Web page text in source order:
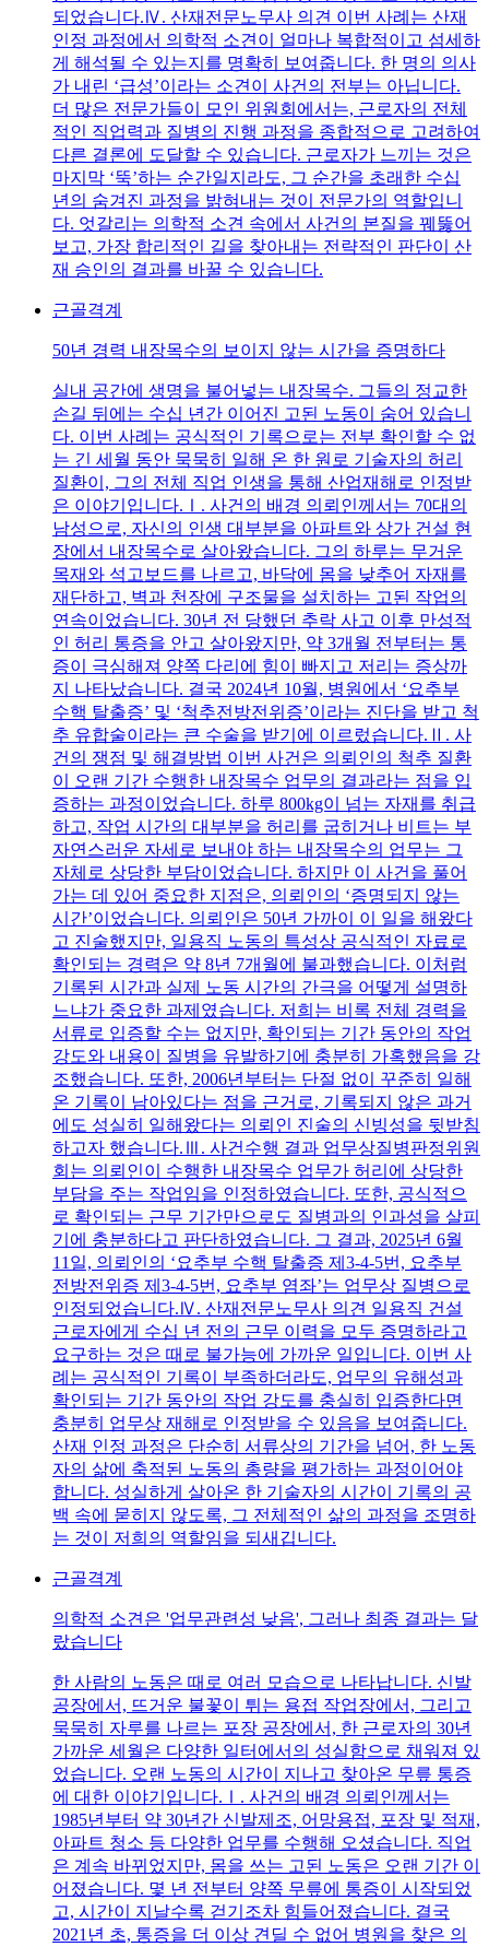
되었습니다.Ⅳ. 산재전문노무사 의견 이번 사례는 산재
인정 과정에서 의학적 소견이 얼마나 복합적이고 섬세하
게 해석될 수 있는지를 명확히 보여줍니다. 한 명의 의사
가 내린 ‘급성’이라는 소견이 사건의 전부는 아닙니다.
더 많은 전문가들이 모인 위원회에서는, 근로자의 전체
적인 직업력과 질병의 진행 과정을 종합적으로 고려하여
다른 결론에 도달할 수 있습니다. 근로자가 느끼는 것은
마지막 ‘뚝’하는 순간일지라도, 그 순간을 초래한 수십
년의 숨겨진 과정을 밝혀내는 것이 전문가의 역할입니
다. 엇갈리는 의학적 소견 속에서 사건의 본질을 꿰뚫어
보고, 가장 합리적인 길을 찾아내는 전략적인 판단이 산
재 승인의 결과를 바꿀 수 있습니다.
근골격계
50년 경력 내장목수의 보이지 않는 시간을 증명하다
실내 공간에 생명을 불어넣는 내장목수. 그들의 정교한
손길 뒤에는 수십 년간 이어진 고된 노동이 숨어 있습니
다. 이번 사례는 공식적인 기록으로는 전부 확인할 수 없
는 긴 세월 동안 묵묵히 일해 온 한 원로 기술자의 허리
질환이, 그의 전체 직업 인생을 통해 산업재해로 인정받
은 이야기입니다.Ⅰ. 사건의 배경 의뢰인께서는 70대의
남성으로, 자신의 인생 대부분을 아파트와 상가 건설 현
장에서 내장목수로 살아왔습니다. 그의 하루는 무거운
목재와 석고보드를 나르고, 바닥에 몸을 낮추어 자재를
재단하고, 벽과 천장에 구조물을 설치하는 고된 작업의
연속이었습니다. 30년 전 당했던 추락 사고 이후 만성적
인 허리 통증을 안고 살아왔지만, 약 3개월 전부터는 통
증이 극심해져 양쪽 다리에 힘이 빠지고 저리는 증상까
지 나타났습니다. 결국 2024년 10월, 병원에서 ‘요추부
수핵 탈출증’ 및 ‘척추전방전위증’이라는 진단을 받고 척
추 유합술이라는 큰 수술을 받기에 이르렀습니다.Ⅱ. 사
건의 쟁점 및 해결방법 이번 사건은 의뢰인의 척추 질환
이 오랜 기간 수행한 내장목수 업무의 결과라는 점을 입
증하는 과정이었습니다. 하루 800kg이 넘는 자재를 취급
하고, 작업 시간의 대부분을 허리를 굽히거나 비트는 부
자연스러운 자세로 보내야 하는 내장목수의 업무는 그
자체로 상당한 부담이었습니다. 하지만 이 사건을 풀어
가는 데 있어 중요한 지점은, 의뢰인의 ‘증명되지 않는
시간’이었습니다. 의뢰인은 50년 가까이 이 일을 해왔다
고 진술했지만, 일용직 노동의 특성상 공식적인 자료로
확인되는 경력은 약 8년 7개월에 불과했습니다. 이처럼
기록된 시간과 실제 노동 시간의 간극을 어떻게 설명하
느냐가 중요한 과제였습니다. 저희는 비록 전체 경력을
서류로 입증할 수는 없지만, 확인되는 기간 동안의 작업
강도와 내용이 질병을 유발하기에 충분히 가혹했음을 강
조했습니다. 또한, 2006년부터는 단절 없이 꾸준히 일해
온 기록이 남아있다는 점을 근거로, 기록되지 않은 과거
에도 성실히 일해왔다는 의뢰인 진술의 신빙성을 뒷받침
하고자 했습니다.Ⅲ. 사건수행 결과 업무상질병판정위원
회는 의뢰인이 수행한 내장목수 업무가 허리에 상당한
부담을 주는 작업임을 인정하였습니다. 또한, 공식적으
로 확인되는 근무 기간만으로도 질병과의 인과성을 살피
기에 충분하다고 판단하였습니다. 그 결과, 2025년 6월
11일, 의뢰인의 ‘요추부 수핵 탈출증 제3-4-5번, 요추부
전방전위증 제3-4-5번, 요추부 염좌’는 업무상 질병으로
인정되었습니다.Ⅳ. 산재전문노무사 의견 일용직 건설
근로자에게 수십 년 전의 근무 이력을 모두 증명하라고
요구하는 것은 때로 불가능에 가까운 일입니다. 이번 사
례는 공식적인 기록이 부족하더라도, 업무의 유해성과
확인되는 기간 동안의 작업 강도를 충실히 입증한다면
충분히 업무상 재해로 인정받을 수 있음을 보여줍니다.
산재 인정 과정은 단순히 서류상의 기간을 넘어, 한 노동
자의 삶에 축적된 노동의 총량을 평가하는 과정이어야
합니다. 성실하게 살아온 한 기술자의 시간이 기록의 공
백 속에 묻히지 않도록, 그 전체적인 삶의 과정을 조명하
는 것이 저희의 역할임을 되새깁니다.
근골격계
의학적 소견은 '업무관련성 낮음', 그러나 최종 결과는 달
랐습니다
한 사람의 노동은 때로 여러 모습으로 나타납니다. 신발
공장에서, 뜨거운 불꽃이 튀는 용접 작업장에서, 그리고
묵묵히 자루를 나르는 포장 공장에서, 한 근로자의 30년
가까운 세월은 다양한 일터에서의 성실함으로 채워져 있
었습니다. 오랜 노동의 시간이 지나고 찾아온 무릎 통증
에 대한 이야기입니다.Ⅰ. 사건의 배경 의뢰인께서는
1985년부터 약 30년간 신발제조, 어망용접, 포장 및 적재,
아파트 청소 등 다양한 업무를 수행해 오셨습니다. 직업
은 계속 바뀌었지만, 몸을 쓰는 고된 노동은 오랜 기간 이
어졌습니다. 몇 년 전부터 양쪽 무릎에 통증이 시작되었
고, 시간이 지날수록 걷기조차 힘들어졌습니다. 결국
2021년 초, 통증을 더 이상 견딜 수 없어 병원을 찾은 의